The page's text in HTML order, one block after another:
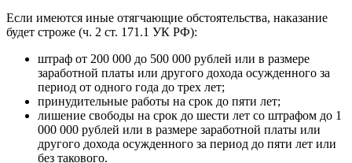
Если имеются иные отягчающие обстоятельства, наказание
будет строже (ч. 2 ст. 171.1 УК РФ):
штраф от 200 000 до 500 000 рублей или в размере
заработной платы или другого дохода осужденного за
период от одного года до трех лет;
принудительные работы на срок до пяти лет;
лишение свободы на срок до шести лет со штрафом до 1
000 000 рублей или в размере заработной платы или
другого дохода осужденного за период до пяти лет или
без такового.